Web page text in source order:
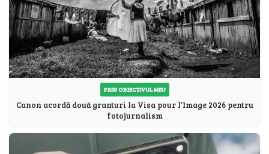
PRIN OBIECTIVUL MEU
Canon acordă două granturi la Visa pour l’Image 2026 pentru
fotojurnalism